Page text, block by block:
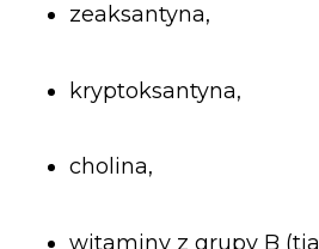
zeaksantyna,
kryptoksantyna,
cholina,
witaminy z grupy B